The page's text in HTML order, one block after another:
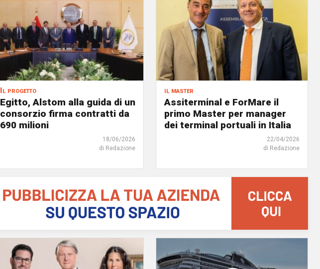
Il progetto
Egitto, Alstom alla guida di un
consorzio firma contratti da
690 milioni
18/06/2026
di Redazione
il master
Assiterminal e ForMare il
primo Master per manager
dei terminal portuali in Italia
22/04/2026
di Redazione